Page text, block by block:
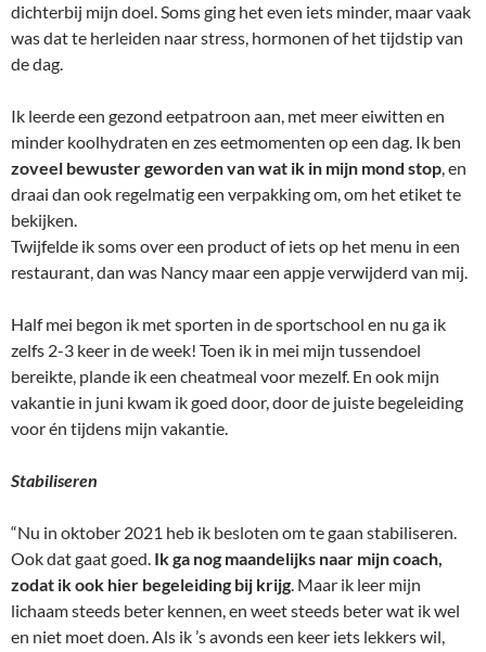
dichterbij mijn doel. Soms ging het even iets minder, maar vaak
was dat te herleiden naar stress, hormonen of het tijdstip van
de dag.
Ik leerde een gezond eetpatroon aan, met meer eiwitten en
minder koolhydraten en zes eetmomenten op een dag. Ik ben
zoveel bewuster geworden van wat ik in mijn mond stop, en
draai dan ook regelmatig een verpakking om, om het etiket te
bekijken.
Twijfelde ik soms over een product of iets op het menu in een
restaurant, dan was Nancy maar een appje verwijderd van mij.
Half mei begon ik met sporten in de sportschool en nu ga ik
zelfs 2-3 keer in de week! Toen ik in mei mijn tussendoel
bereikte, plande ik een cheatmeal voor mezelf. En ook mijn
vakantie in juni kwam ik goed door, door de juiste begeleiding
voor én tijdens mijn vakantie.
Stabiliseren
“Nu in oktober 2021 heb ik besloten om te gaan stabiliseren.
Ook dat gaat goed. Ik ga nog maandelijks naar mijn coach,
zodat ik ook hier begeleiding bij krijg. Maar ik leer mijn
lichaam steeds beter kennen, en weet steeds beter wat ik wel
en niet moet doen. Als ik ’s avonds een keer iets lekkers wil,